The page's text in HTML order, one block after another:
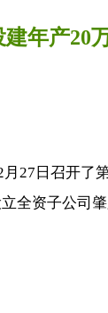
年产20
27日召开
全资子公司